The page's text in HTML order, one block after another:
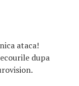
ataca!
dupa